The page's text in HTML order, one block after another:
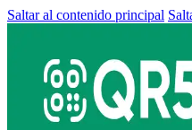
Saltar al contenido principal